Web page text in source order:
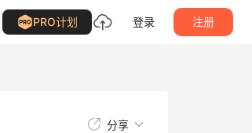
PRO计划 登录 注册
分享
关注 收藏夹